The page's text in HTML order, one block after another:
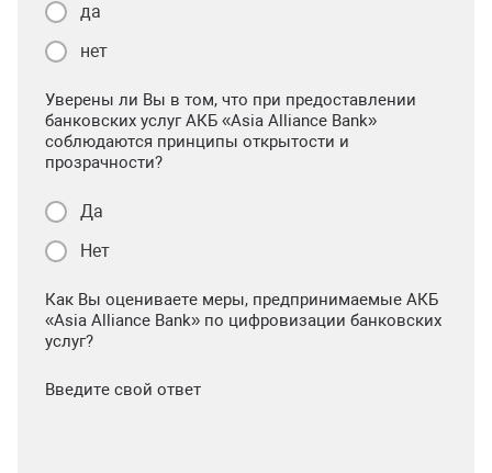
да
нет
Уверены ли Вы в том, что при предоставлении
банковских услуг АКБ «Asia Alliance Bank»
соблюдаются принципы открытости и
прозрачности?
Да
Нет
Как Вы оцениваете меры, предпринимаемые АКБ
«Asia Alliance Bank» по цифровизации банковских
услуг?
Введите свой ответ